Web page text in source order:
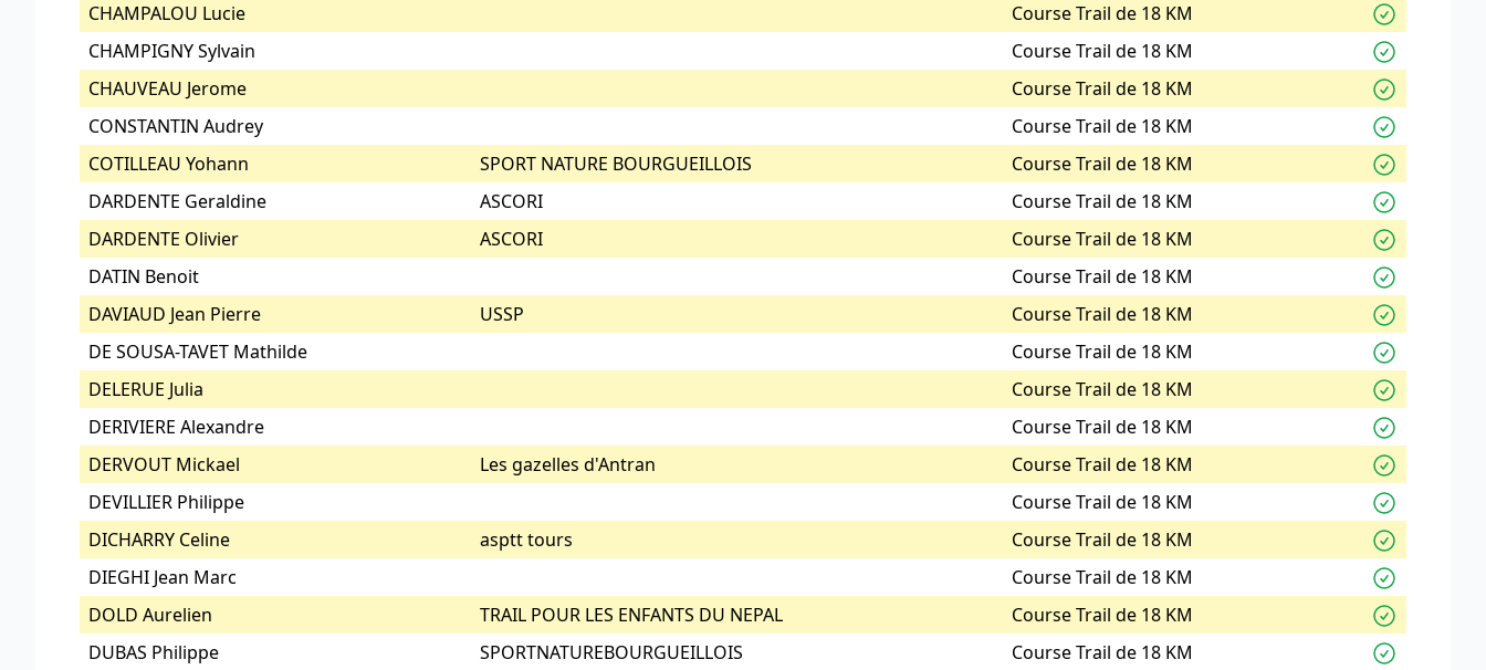
CHAMPALOU Lucie
Course Trail de 18 KM
CHAMPIGNY Sylvain
Course Trail de 18 KM
CHAUVEAU Jerome
Course Trail de 18 KM
CONSTANTIN Audrey
Course Trail de 18 KM
COTILLEAU Yohann
SPORT NATURE BOURGUEILLOIS
Course Trail de 18 KM
DARDENTE Geraldine
ASCORI
Course Trail de 18 KM
DARDENTE Olivier
ASCORI
Course Trail de 18 KM
DATIN Benoit
Course Trail de 18 KM
DAVIAUD Jean Pierre
USSP
Course Trail de 18 KM
DE SOUSA-TAVET Mathilde
Course Trail de 18 KM
DELERUE Julia
Course Trail de 18 KM
DERIVIERE Alexandre
Course Trail de 18 KM
DERVOUT Mickael
Les gazelles d'Antran
Course Trail de 18 KM
DEVILLIER Philippe
Course Trail de 18 KM
DICHARRY Celine
asptt tours
Course Trail de 18 KM
DIEGHI Jean Marc
Course Trail de 18 KM
DOLD Aurelien
TRAIL POUR LES ENFANTS DU NEPAL
Course Trail de 18 KM
DUBAS Philippe
SPORTNATUREBOURGUEILLOIS
Course Trail de 18 KM